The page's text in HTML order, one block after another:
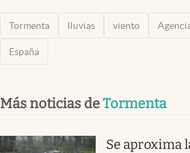
Tormenta lluvias viento
España
Más noticias deTormenta
Se aproxima